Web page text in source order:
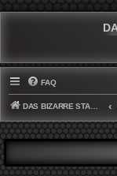
FAQ
DAS BIZARRE STAHLWERK